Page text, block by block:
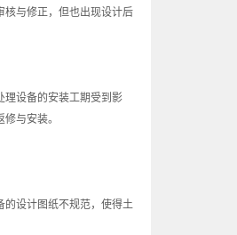
核与修正，但也出现设计后
设备的安装工期受到影
与安装。
设计图纸不规范，使得土